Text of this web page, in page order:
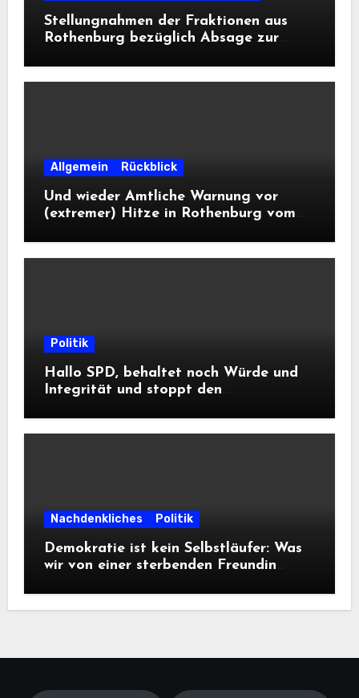
Stellungnahmen der Fraktionen aus
Rothenburg bezüglich Absage zur
Allgemein Rückblick
Und wieder Amtliche Warnung vor
(extremer) Hitze in Rothenburg vom
Politik
Hallo SPD, behaltet noch Würde und
Integrität und stoppt den
Informationsfreiheit!
Nachdenkliches Politik
Demokratie ist kein Selbstläufer: Was
wir von einer sterbenden Freundin